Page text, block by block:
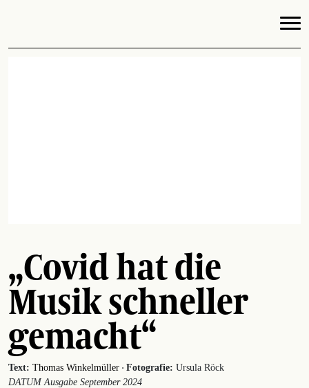
„Covid hat die
Musik schneller
gemacht“
Text: Thomas Winkelmüller · Fotografie: Ursula Röck
DATUM Ausgabe September 2024